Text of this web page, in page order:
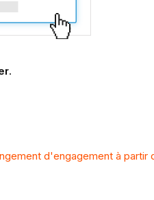
.
d'engagement à